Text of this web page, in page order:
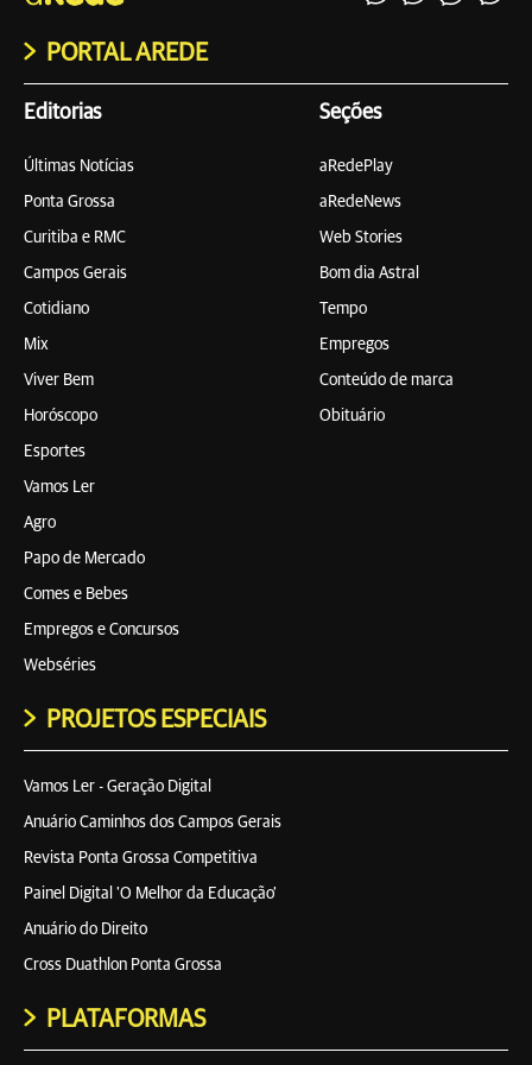
PORTAL AREDE
Editorias
Últimas Notícias
Ponta Grossa
Curitiba e RMC
Campos Gerais
Cotidiano
Mix
Viver Bem
Horóscopo
Esportes
Vamos Ler
Agro
Papo de Mercado
Comes e Bebes
Empregos e Concursos
Webséries
Seções
aRedePlay
aRedeNews
Web Stories
Bom dia Astral
Tempo
Empregos
Conteúdo de marca
Obituário
PROJETOS ESPECIAIS
Vamos Ler - Geração Digital
Anuário Caminhos dos Campos Gerais
Revista Ponta Grossa Competitiva
Painel Digital 'O Melhor da Educação'
Anuário do Direito
Cross Duathlon Ponta Grossa
PLATAFORMAS